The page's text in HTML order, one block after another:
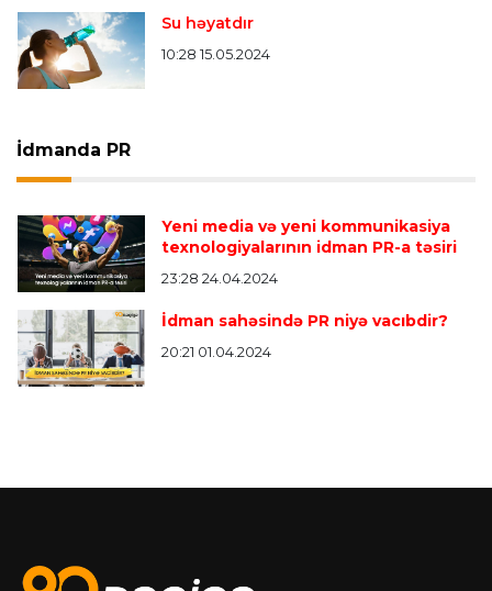
Su həyatdır
10:28 15.05.2024
İdmanda PR
Yeni media və yeni kommunikasiya
texnologiyalarının idman PR-a təsiri
23:28 24.04.2024
İdman sahəsində PR niyə vacıbdir?
20:21 01.04.2024